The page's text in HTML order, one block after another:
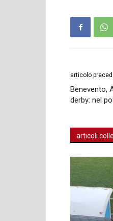
articolo
Benevento,
derby: nel
articoli